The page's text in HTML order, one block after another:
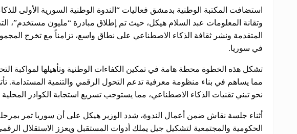
استضافت المكتبة الوطنية بدمشق فعاليات “الندوة الوطنية السورية الأولى
وتقانة المعلومات عبد السلام هيكل، حيث تم إطلاق مبادرة “مليون مستخدم”،
المتقدمة ونشر ثقافة الذكاء الاصطناعي على نطاق واسع، تزامناً مع تخرج
في سوريا.
تشكل هذه الخطوة محطة هامة في تمكين الكفاءات الوطنية وتأهيلها لمواكبة
مما يساهم في بناء منظومة معرفية تدعم التحول الرقمي والتنمية المستدامة.
نحو تبني تقنيات الذكاء الاصطناعي، مما يستوجب تسريع استجابة الكوادر
أثناء جلسة نقاش ضمن أعمال الندوة، شدد الوزير هيكل على أن سوريا تمر
الحكومية والمجتمعية لتشكيل جيل يملك أدوات المستقبل ويعزز الاستقلال